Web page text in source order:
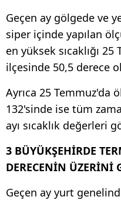
Geçen ay gölgede ve
siper içinde yapılan
en yüksek sıcaklığı
ilçesinde 50,5 derece
Ayrıca 25 Temmuz'da
132'sinde ise tüm
ayı sıcaklık değerleri
3 BÜYÜKŞEHİRDE
DERECENİN ÜZERİNİ
Geçen ay yurt